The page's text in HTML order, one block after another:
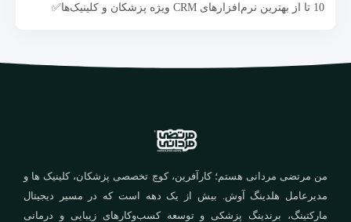
10 تا از بهترین نرم‌افزارهای CRM ویژه پزشکان و کلینیک‌ها✅
من مرتضی مردانی هستم؛ کارآفرین، کوچ تخصصی پزشکان، کلینیک ها و
مدیرعامل هلدینگ آوش. بیش از یک دهه است که در مسیر دیجیتال
مارکتینگ، برندینگ پزشکی و توسعه کسب‌وکارهای زیبایی و درمانی